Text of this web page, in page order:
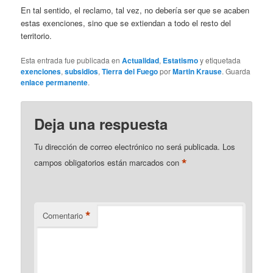
En tal sentido, el reclamo, tal vez, no debería ser que se acaben
estas exenciones, sino que se extiendan a todo el resto del
territorio.
Esta entrada fue publicada enActualidad, Estatismoy etiquetada
exenciones,subsidios,Tierra del FuegoporMartin Krause. Guarda
enlace permanente.
Deja una respuesta
Tu dirección de correo electrónico no será publicada. Los
campos obligatorios están marcados con*
Comentario *